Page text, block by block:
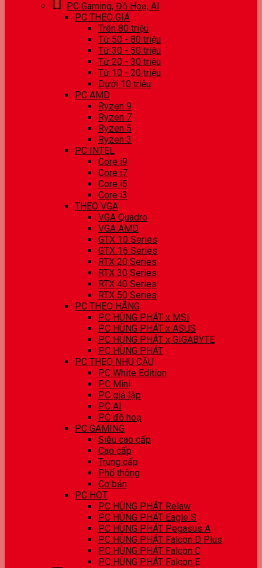
PC Gaming, Đồ Hoạ, AI
PC THEO GIÁ
Trên 80 triệu
Từ 50 - 80 triệu
Từ 30 - 50 triệu
Từ 20 - 30 triệu
Từ 10 - 20 triệu
Dưới 10 triệu
PC AMD
Ryzen 9
Ryzen 7
Ryzen 5
Ryzen 3
PC INTEL
Core i9
Core i7
Core i5
Core i3
THEO VGA
VGA Quadro
VGA AMD
GTX 10 Series
GTX 16 Series
RTX 20 Series
RTX 30 Series
RTX 40 Series
RTX 50 Series
PC THEO HÃNG
PC HÙNG PHÁT x MSI
PC HÙNG PHÁT x ASUS
PC HÙNG PHÁT x GIGABYTE
PC HÙNG PHÁT
PC THEO NHU CẦU
PC White Edition
PC Mini
PC giả lập
PC AI
PC đồ hoạ
PC GAMING
Siêu cao cấp
Cao cấp
Trung cấp
Phổ thông
Cơ bản
PC HOT
PC HÙNG PHÁT Relaw
PC HÙNG PHÁT Eagle S
PC HÙNG PHÁT Pegasus A
PC HÙNG PHÁT Falcon D Plus
PC HÙNG PHÁT Falcon C
PC HÙNG PHÁT Falcon E